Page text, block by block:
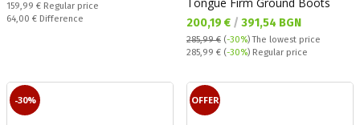
Regular price:
159,99 € Regular price
Спестявате:
64,00 € Difference Текуща цена:
200,19 € / 391,54 BGN
285,99 € (-30%)The lowest price
Regular price:
285,99 € (-30%) Regular price
-30% OFFER